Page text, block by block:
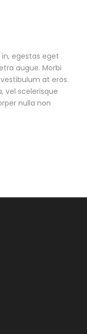
egestas eget
augue. Morbi
at eros.
vel scelerisque
nulla non